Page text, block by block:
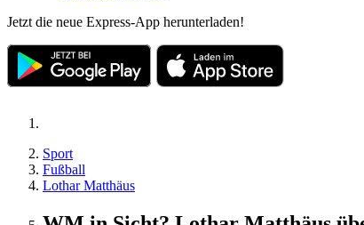
Jetzt die neue Express-App herunterladen!
Sport
Fußball
Lothar Matthäus